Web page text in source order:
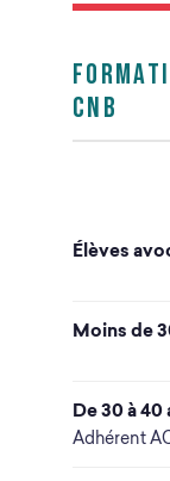
CNB
Élèves
Moins de
De 30 à 40
Adhérent